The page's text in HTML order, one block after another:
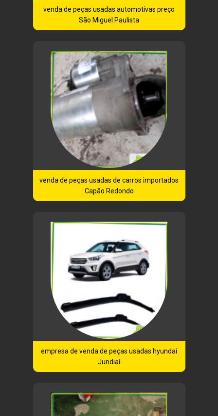
venda de peças usadas automotivas preço
São Miguel Paulista
venda de peças usadas de carros importados
Capão Redondo
empresa de venda de peças usadas hyundai
Jundiaí